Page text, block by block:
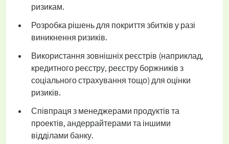
ризикам.
Розробка рішень для покриття збитків у разі
виникнення ризиків.
Використання зовнішніх реєстрів (наприклад,
кредитного реєстру, реєстру боржників з
соціального страхування тощо) для оцінки
ризиків.
Співпраця з менеджерами продуктів та
проектів, андеррайтерами та іншими
відділами банку.